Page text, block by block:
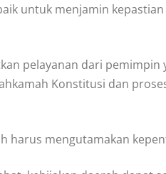
untuk menjamin
pelayanan dari
Konstitusi dan
harus mengutamakan